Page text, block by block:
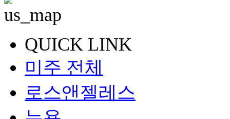
QUICK LINK
미주 전체
로스앤젤레스